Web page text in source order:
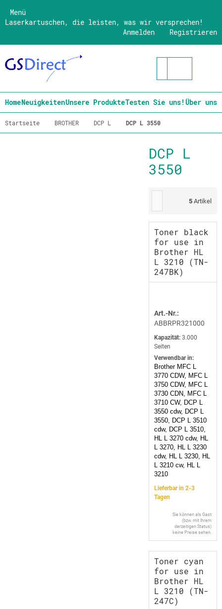
Menü
Laserkartuschen, die leisten, was wir versprechen!
Registrieren
Anmelden
HomeNeuigkeitenUnsere ProdukteTesten Sie uns!Über uns
Startseite BROTHER DCP L DCP L 3550
DCP L
3550
5 Artikel
Toner black
for use in
Brother HL
L 3210 (TN-
247BK)
Art.-Nr.:
ABBRPR321000
Kapazität: 3.000
Seiten
Verwendbar in:
Brother MFC L
3770 CDW, MFC L
3750 CDW, MFC L
3730 CDN, MFC L
3710 CW, DCP L
3550 cdw, DCP L
3550, DCP L 3510
cdw, DCP L 3510,
HL L 3270 cdw, HL
L 3270, HL L 3230
cdw, HL L 3230, HL
L 3210 cw, HL L
3210
Lieferbar in 2-3
Tagen
Sie können als Gast
(bzw. mit Ihrem
derzeitigen Status)
keine Preise sehen.
Toner cyan
for use in
Brother HL
L 3210 (TN-
247C)